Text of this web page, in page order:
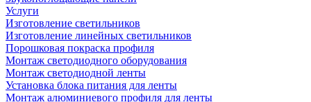
Услуги
Изготовление светильников
Изготовление линейных светильников
Порошковая покраска профиля
Монтаж светодиодного оборудования
Монтаж светодиодной ленты
Установка блока питания для ленты
Монтаж алюминиевого профиля для ленты